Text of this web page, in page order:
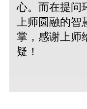
心。而在提问
上师圆融的
掌，感谢上师
疑！